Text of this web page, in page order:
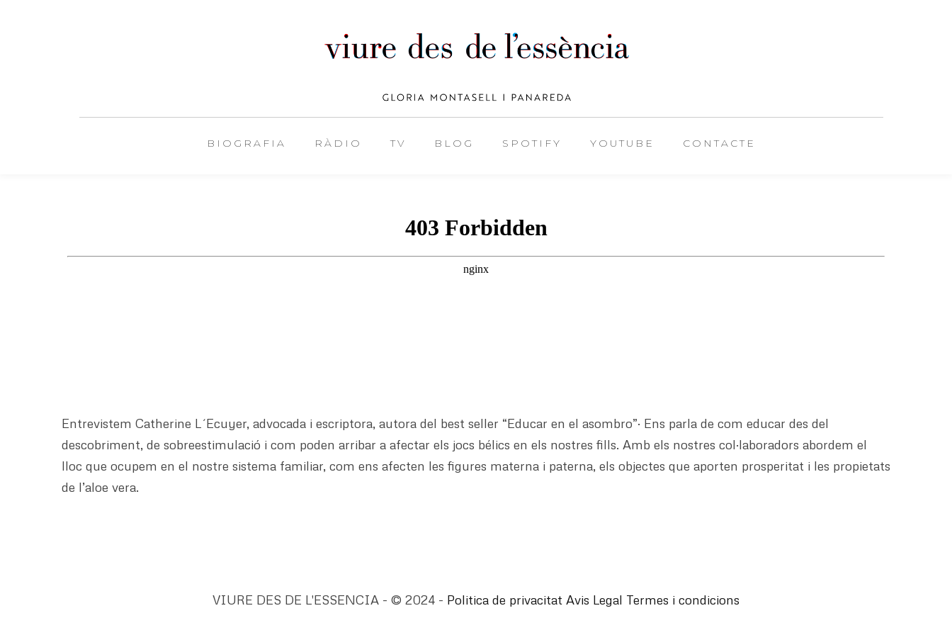
BIOGRAFIA RÀDIO TV BLOG SPOTIFY YOUTUBE CONTACTE
Entrevistem Catherine L´Ecuyer, advocada i escriptora, autora del best seller “Educar en el asombro”· Ens parla de com educar des del
descobriment, de sobreestimulació i com poden arribar a afectar els jocs bélics en els nostres fills. Amb els nostres col·laboradors abordem el
lloc que ocupem en el nostre sistema familiar, com ens afecten les figures materna i paterna, els objectes que aporten prosperitat i les propietats
de l’aloe vera.
VIURE DES DE L'ESSENCIA - © 2024 - Politica de privacitat Avis Legal Termes i condicions